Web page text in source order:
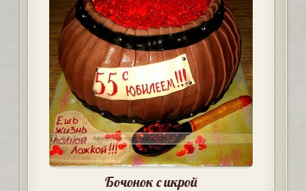
Бочонок с икрой